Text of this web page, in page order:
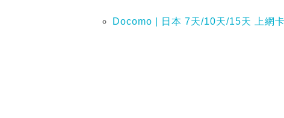
Docomo | 日本 7天/10天/15天 上網卡